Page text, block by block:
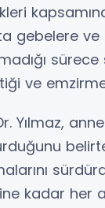
gebelere ve
ve
Yılmaz,
kadar her